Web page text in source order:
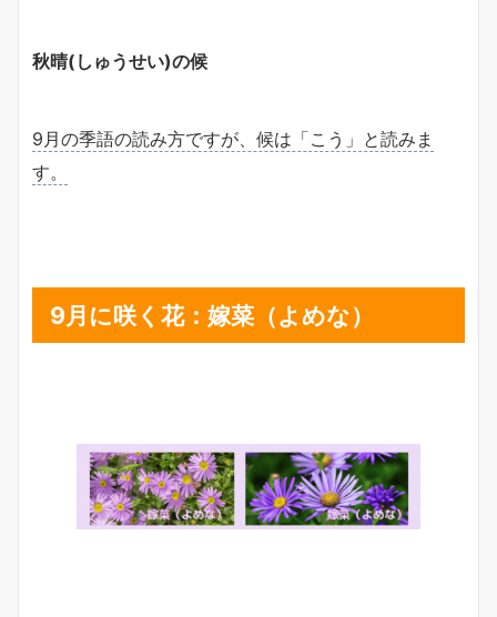
秋晴(しゅうせい)の候
9月の季語の読み方ですが、候は「こう」と読みま
す。
9月に咲く花：嫁菜（よめな）